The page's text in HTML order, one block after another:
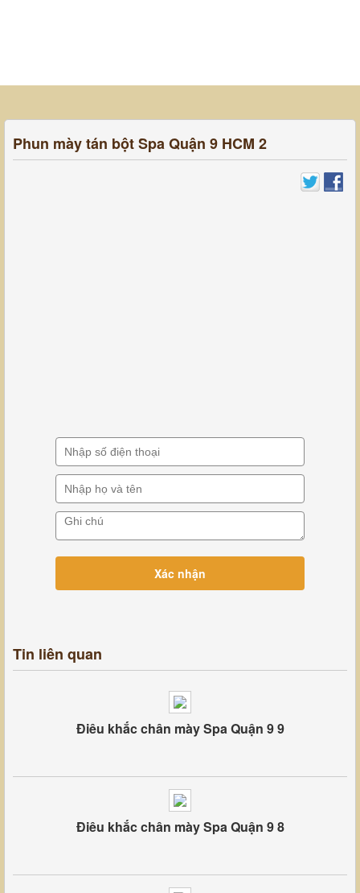
Phun mày tán bột Spa Quận 9 HCM 2
Tin liên quan
Điêu khắc chân mày Spa Quận 9 9
Điêu khắc chân mày Spa Quận 9 8